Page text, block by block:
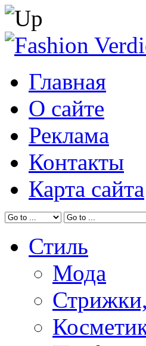
Главная
О сайте
Реклама
Контакты
Карта сайта
Стиль
Мода